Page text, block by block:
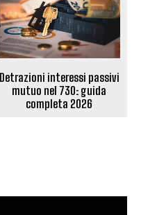
Detrazioni interessi passivi
mutuo nel 730: guida
completa 2026